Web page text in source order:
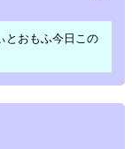
とおもふ今日この